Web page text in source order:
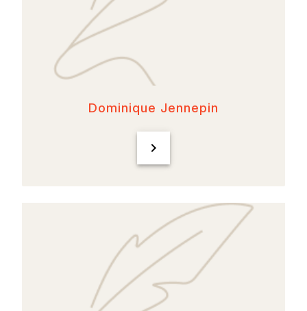
Dominique Jennepin
chevron_right